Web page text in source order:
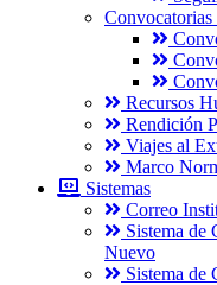
Convocatorias
Recursos
Rendición
Viajes al
Marco
Sistemas
Correo
Sistema de
Nuevo
Sistema de